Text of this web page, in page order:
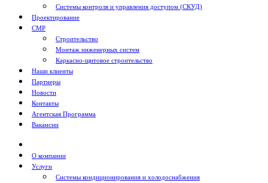
Системы контроля и управления доступом (СКУД)
Проектирование
СМР
Строительство
Монтаж инженерных систем
Каркасно-щитовое строительство
Наши клиенты
Партнеры
Новости
Контакты
Агентская Программа
Вакансии
О компании
Услуги
Системы кондиционирования и холодоснабжения